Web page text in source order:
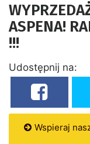
ASPENA!
!!!
Udostępnij na:
Wspieraj